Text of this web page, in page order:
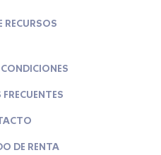
RECURSOS
DE RENTA